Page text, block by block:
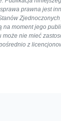
prawna jest
moment jego
może nie mieć
z